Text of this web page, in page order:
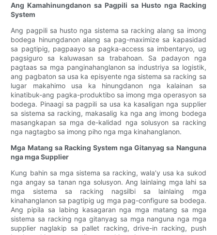
Ang Kamahinungdanon sa Pagpili sa Husto nga Racking
System
Ang pagpili sa husto nga sistema sa racking alang sa imong
bodega hinungdanon alang sa pag-maximize sa kapasidad
sa pagtipig, pagpaayo sa pagka-access sa imbentaryo, ug
pagsiguro sa kaluwasan sa trabahoan. Sa padayon nga
pagtaas sa mga panginahanglanon sa industriya sa logistik,
ang pagbaton sa usa ka episyente nga sistema sa racking sa
lugar makahimo usa ka hinungdanon nga kalainan sa
kinatibuk-ang pagka-produktibo sa imong mga operasyon sa
bodega. Pinaagi sa pagpili sa usa ka kasaligan nga supplier
sa sistema sa racking, makasalig ka nga ang imong bodega
masangkapan sa mga de-kalidad nga solusyon sa racking
nga nagtagbo sa imong piho nga mga kinahanglanon.
Mga Matang sa Racking System nga Gitanyag sa Nanguna
nga mga Supplier
Kung bahin sa mga sistema sa racking, wala’y usa ka sukod
nga angay sa tanan nga solusyon. Ang lainlaing mga lahi sa
mga sistema sa racking nagsilbi sa lainlaing mga
kinahanglanon sa pagtipig ug mga pag-configure sa bodega.
Ang pipila sa labing kasagaran nga mga matang sa mga
sistema sa racking nga gitanyag sa mga nanguna nga mga
supplier naglakip sa pallet racking, drive-in racking, push